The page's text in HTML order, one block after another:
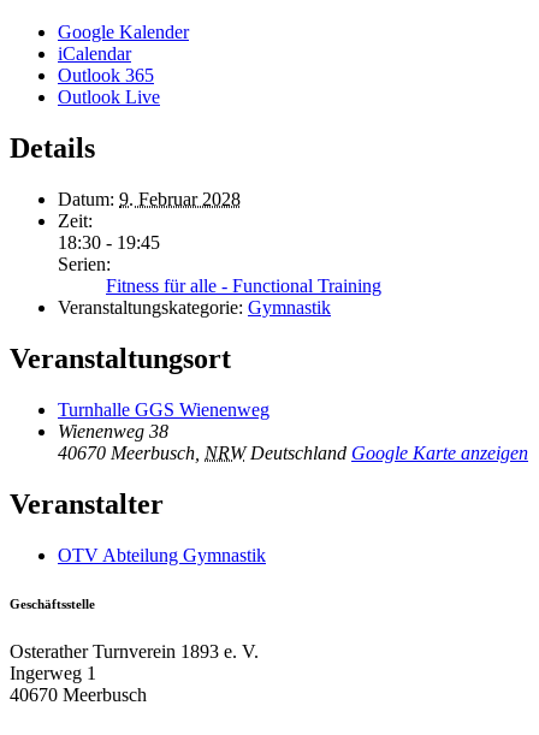
Google Kalender
iCalendar
Outlook 365
Outlook Live
Details
Datum: 9. Februar 2028
Zeit:
18:30 - 19:45
Serien:
Fitness für alle - Functional Training
Veranstaltungskategorie: Gymnastik
Veranstaltungsort
Turnhalle GGS Wienenweg
Wienenweg 38
40670 Meerbusch NRW Deutschland Google Karte anzeigen
Veranstalter
OTV Abteilung Gymnastik
Geschäftsstelle
Osterather Turnverein 1893 e. V.
Ingerweg 1
40670 Meerbusch